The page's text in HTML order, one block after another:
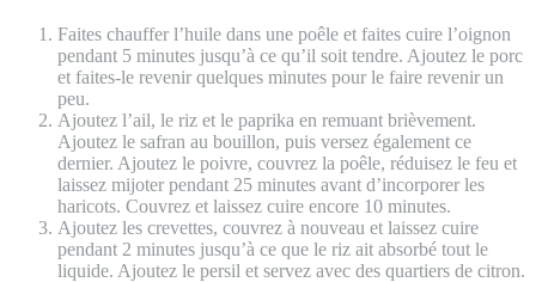
Faites chauffer l’huile dans une poêle et faites cuire l’oignon
pendant 5 minutes jusqu’à ce qu’il soit tendre. Ajoutez le porc
et faites-le revenir quelques minutes pour le faire revenir un
peu.
Ajoutez l’ail, le riz et le paprika en remuant brièvement.
Ajoutez le safran au bouillon, puis versez également ce
dernier. Ajoutez le poivre, couvrez la poêle, réduisez le feu et
laissez mijoter pendant 25 minutes avant d’incorporer les
haricots. Couvrez et laissez cuire encore 10 minutes.
Ajoutez les crevettes, couvrez à nouveau et laissez cuire
pendant 2 minutes jusqu’à ce que le riz ait absorbé tout le
liquide. Ajoutez le persil et servez avec des quartiers de citron.